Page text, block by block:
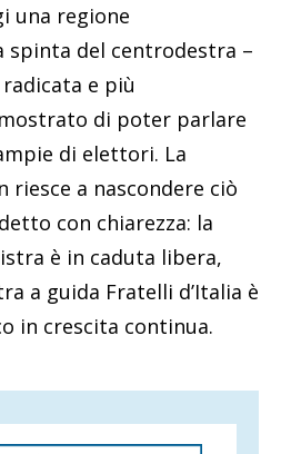
una regione
spinta del centrodestra –
e più
di poter parlare
di elettori. La
riesce a nascondere ciò
con chiarezza: la
è in caduta libera,
a guida Fratelli d’Italia è
in crescita continua.